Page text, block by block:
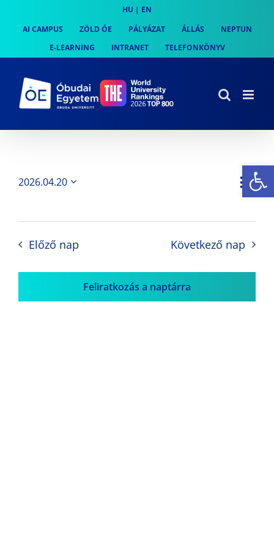
content
HU | EN
AI CAMPUS
ZÖLD ÓE PÁLYÁZAT ÁLLÁS
NEPTUN
E-LEARNING
INTRANET TELEFONKÖNYV
Nap
2026.04.20
Előző nap Következő nap
Feliratkozás a naptárra